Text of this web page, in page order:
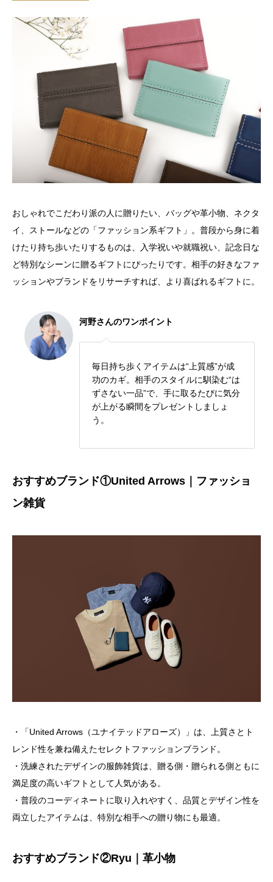
おしゃれでこだわり派の人に贈りたい、バッグや革小物、ネクタ
イ、ストールなどの「ファッション系ギフト」。普段から身に着
けたり持ち歩いたりするものは、入学祝いや就職祝い、記念日な
ど特別なシーンに贈るギフトにぴったりです。相手の好きなファ
ッションやブランドをリサーチすれば、より喜ばれるギフトに。
河野さんのワンポイント
毎日持ち歩くアイテムは“上質感”が成
功のカギ。相手のスタイルに馴染む“は
ずさない一品”で、手に取るたびに気分
が上がる瞬間をプレゼントしましょ
う。
おすすめブランド①United Arrows｜ファッショ
ン雑貨
・「United Arrows（ユナイテッドアローズ）」は、上質さとト
レンド性を兼ね備えたセレクトファッションブランド。
・洗練されたデザインの服飾雑貨は、贈る側・贈られる側ともに
満足度の高いギフトとして人気がある。
・普段のコーディネートに取り入れやすく、品質とデザイン性を
両立したアイテムは、特別な相手への贈り物にも最適。
おすすめブランド②Ryu｜革小物